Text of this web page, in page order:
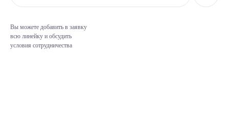
Вы можете добавить в заявку
всю линейку и обсудить
условия сотрудничества